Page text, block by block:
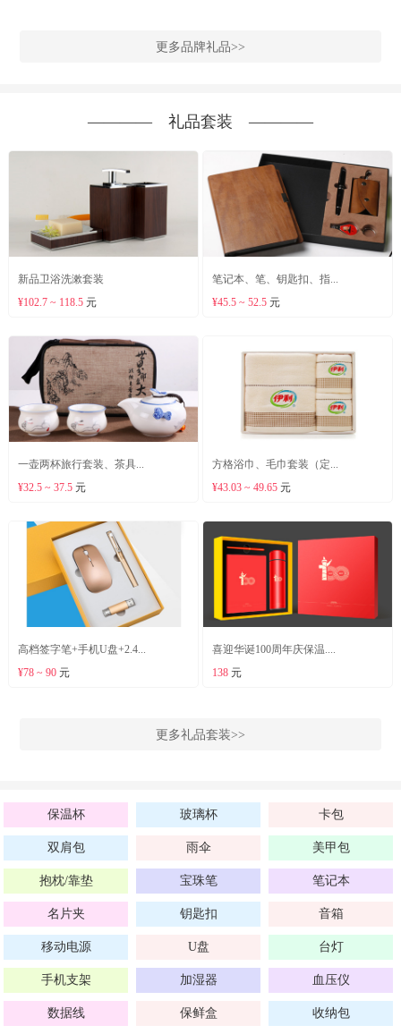
更多品牌礼品>>
―――― 礼品套装 ――――
新品卫浴洗漱套装
¥102.7 ~ 118.5元
笔记本、笔、钥匙扣、指...
¥45.5 ~ 52.5 元
一壶两杯旅行套装、茶具...
¥32.5 ~ 37.5元
方格浴巾、毛巾套装（定...
¥43.03 ~ 49.65 元
高档签字笔+手机U盘+2.4...
¥78 ~ 90元
喜迎华诞100周年庆保温....
138 元
更多礼品套装>>
保温杯 玻璃杯 卡包
双肩包 雨伞 美甲包
抱枕/靠垫 宝珠笔 笔记本
名片夹 钥匙扣 音箱
移动电源 U盘 台灯
手机支架 加湿器 血压仪
数据线 保鲜盒 收纳包